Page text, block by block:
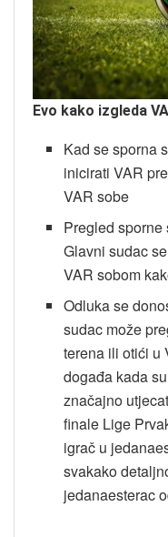
Evo kako izgleda
Kad se sporna
inicirati VAR
VAR sobe
Pregled
Glavni sudac
VAR sobom
Odluka se
sudac može
terena ili otići u
događa kada
značajno
finale Lige
igrač u
svakako
jedanaesterac